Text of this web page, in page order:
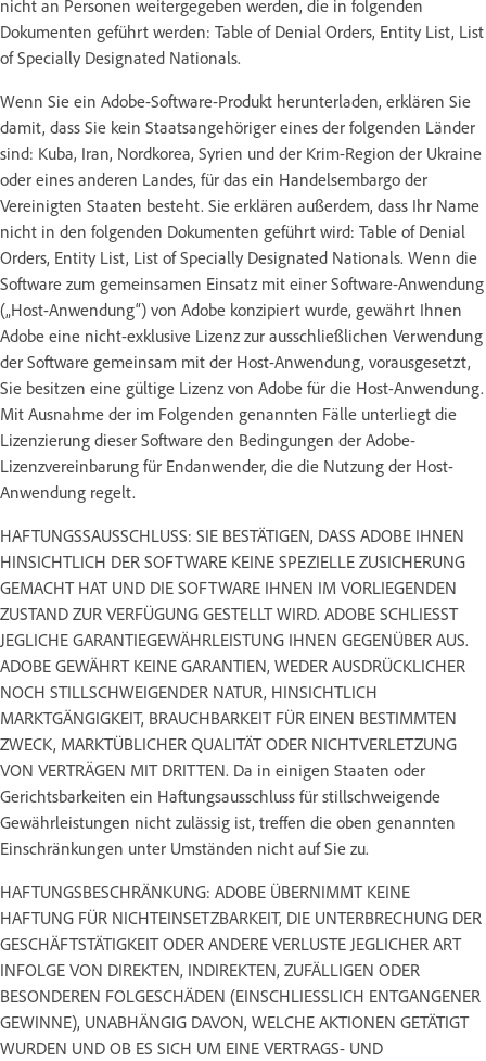
nicht an Personen weitergegeben werden, die in folgenden
Dokumenten geführt werden: Table of Denial Orders, Entity List, List
of Specially Designated Nationals.
Wenn Sie ein Adobe-Software-Produkt herunterladen, erklären Sie
damit, dass Sie kein Staatsangehöriger eines der folgenden Länder
sind: Kuba, Iran, Nordkorea, Syrien und der Krim-Region der Ukraine
oder eines anderen Landes, für das ein Handelsembargo der
Vereinigten Staaten besteht. Sie erklären außerdem, dass Ihr Name
nicht in den folgenden Dokumenten geführt wird: Table of Denial
Orders, Entity List, List of Specially Designated Nationals. Wenn die
Software zum gemeinsamen Einsatz mit einer Software-Anwendung
(„Host-Anwendung“) von Adobe konzipiert wurde, gewährt Ihnen
Adobe eine nicht-exklusive Lizenz zur ausschließlichen Verwendung
der Software gemeinsam mit der Host-Anwendung, vorausgesetzt,
Sie besitzen eine gültige Lizenz von Adobe für die Host-Anwendung.
Mit Ausnahme der im Folgenden genannten Fälle unterliegt die
Lizenzierung dieser Software den Bedingungen der Adobe-
Lizenzvereinbarung für Endanwender, die die Nutzung der Host-
Anwendung regelt.
HAFTUNGSSAUSSCHLUSS: SIE BESTÄTIGEN, DASS ADOBE IHNEN
HINSICHTLICH DER SOFTWARE KEINE SPEZIELLE ZUSICHERUNG
GEMACHT HAT UND DIE SOFTWARE IHNEN IM VORLIEGENDEN
ZUSTAND ZUR VERFÜGUNG GESTELLT WIRD. ADOBE SCHLIESST
JEGLICHE GARANTIEGEWÄHRLEISTUNG IHNEN GEGENÜBER AUS.
ADOBE GEWÄHRT KEINE GARANTIEN, WEDER AUSDRÜCKLICHER
NOCH STILLSCHWEIGENDER NATUR, HINSICHTLICH
MARKTGÄNGIGKEIT, BRAUCHBARKEIT FÜR EINEN BESTIMMTEN
ZWECK, MARKTÜBLICHER QUALITÄT ODER NICHTVERLETZUNG
VON VERTRÄGEN MIT DRITTEN. Da in einigen Staaten oder
Gerichtsbarkeiten ein Haftungsausschluss für stillschweigende
Gewährleistungen nicht zulässig ist, treffen die oben genannten
Einschränkungen unter Umständen nicht auf Sie zu.
HAFTUNGSBESCHRÄNKUNG: ADOBE ÜBERNIMMT KEINE
HAFTUNG FÜR NICHTEINSETZBARKEIT, DIE UNTERBRECHUNG DER
GESCHÄFTSTÄTIGKEIT ODER ANDERE VERLUSTE JEGLICHER ART
INFOLGE VON DIREKTEN, INDIREKTEN, ZUFÄLLIGEN ODER
BESONDEREN FOLGESCHÄDEN (EINSCHLIESSLICH ENTGANGENER
GEWINNE), UNABHÄNGIG DAVON, WELCHE AKTIONEN GETÄTIGT
WURDEN UND OB ES SICH UM EINE VERTRAGS- UND